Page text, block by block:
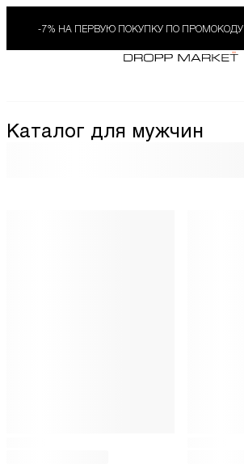
-7% НА ПЕРВУЮ ПОКУПКУ ПО ПРОМОКОДУ
Каталог для мужчин